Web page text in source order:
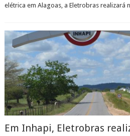
elétrica em Alagoas, a Eletrobras realizará
Em Inhapi, Eletrobras